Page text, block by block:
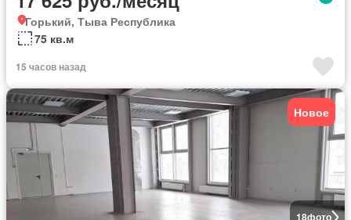
Горький, Тыва Республика
75 кв.м
15 часов назад
18фото
Новое